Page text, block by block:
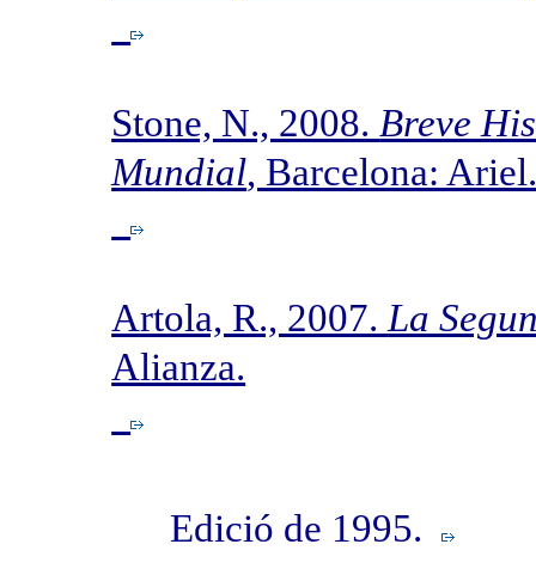
Stone, N., 2008. Breve
Mundial, Barcelona:
Artola, R., 2007. La
Alianza.
Edició de 1995.